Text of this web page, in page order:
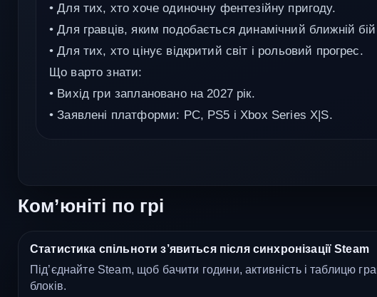
• Для тих, хто хоче одиночну фентезійну пригоду.
• Для гравців, яким подобається динамічний ближній
• Для тих, хто цінує відкритий світ і рольовий прогрес.
Що варто знати:
• Вихід гри заплановано на 2027 рік.
• Заявлені платформи: PC, PS5 і Xbox Series X|S.
Ком’юніті по грі
Статистика спільноти з’явиться після синхронізації Steam
Під’єднайте Steam, щоб бачити години, активність і таблицю
блоків.